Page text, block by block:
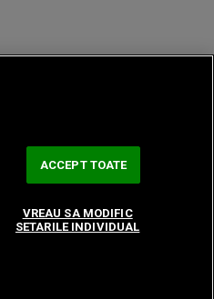
ACCEPT TOATE
VREAU SA MODIFIC
SETARILE INDIVIDUAL